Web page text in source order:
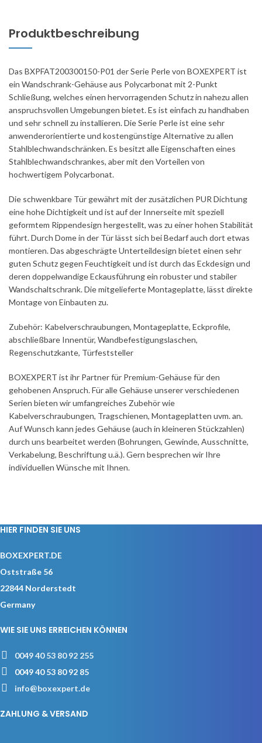
Produktbeschreibung
Das BXPFAT200300150-P01 der Serie Perle von BOXEXPERT ist
ein Wandschrank-Gehäuse aus Polycarbonat mit 2-Punkt
Schließung, welches einen hervorragenden Schutz in nahezu allen
anspruchsvollen Umgebungen bietet. Es ist einfach zu handhaben
und sehr schnell zu installieren. Die Serie Perle ist eine sehr
anwenderorientierte und kostengünstige Alternative zu allen
Stahlblechwandschränken. Es besitzt alle Eigenschaften eines
Stahlblechwandschrankes, aber mit den Vorteilen von
hochwertigem Polycarbonat.
Die schwenkbare Tür gewährt mit der zusätzlichen PUR Dichtung
eine hohe Dichtigkeit und ist auf der Innerseite mit speziell
geformtem Rippendesign hergestellt, was zu einer hohen Stabilität
führt. Durch Dome in der Tür lässt sich bei Bedarf auch dort etwas
montieren. Das abgeschrägte Unterteildesign bietet einen sehr
guten Schutz gegen Feuchtigkeit und ist durch das Eckdesign und
deren doppelwandige Eckausführung ein robuster und stabiler
Wandschaltschrank. Die mitgelieferte Montageplatte, lässt direkte
Montage von Einbauten zu.
Zubehör: Kabelverschraubungen, Montageplatte, Eckprofile,
abschließbare Innentür, Wandbefestigungslaschen,
Regenschutzkante, Türfeststeller
BOXEXPERT ist ihr Partner für Premium-Gehäuse für den
gehobenen Anspruch. Für alle Gehäuse unserer verschiedenen
Serien bieten wir umfangreiches Zubehör wie
Kabelverschraubungen, Tragschienen, Montageplatten uvm. an.
Auf Wunsch kann jedes Gehäuse (auch in kleineren Stückzahlen)
durch uns bearbeitet werden (Bohrungen, Gewinde, Ausschnitte,
Verkabelung, Beschriftung u.ä.). Gern besprechen wir Ihre
individuellen Wünsche mit Ihnen.
HIER FINDEN SIE UNS
BOXEXPERT.DE
Oststraße 56
22844 Norderstedt
Germany
WIE SIE UNS ERREICHEN KÖNNEN
0049 40 53 80 92 255
0049 40 53 80 92 85
info@boxexpert.de
ZAHLUNG & VERSAND